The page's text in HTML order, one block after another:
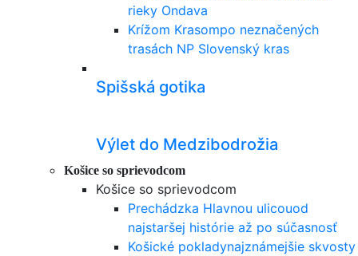
rieky Ondava
Krížom Krasompo neznačených
trasách NP Slovenský kras
Spišská gotika
Výlet do Medzibodrožia
Košice so sprievodcom
Košice so sprievodcom
Prechádzka Hlavnou ulicouod
najstaršej histórie až po súčasnosť
Košické pokladynajznámejšie skvosty